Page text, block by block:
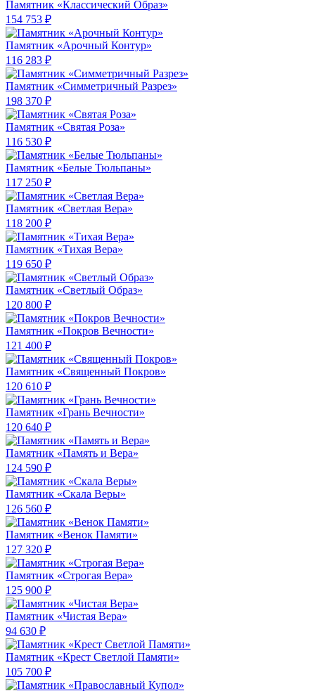
Памятник «Классический Образ»
154 753 ₽
Памятник «Арочный Контур»
116 283 ₽
Памятник «Симметричный Разрез»
198 370 ₽
Памятник «Святая Роза»
116 530 ₽
Памятник «Белые Тюльпаны»
117 250 ₽
Памятник «Светлая Вера»
118 200 ₽
Памятник «Тихая Вера»
119 650 ₽
Памятник «Светлый Образ»
120 800 ₽
Памятник «Покров Вечности»
121 400 ₽
Памятник «Священный Покров»
120 610 ₽
Памятник «Грань Вечности»
120 640 ₽
Памятник «Память и Вера»
124 590 ₽
Памятник «Скала Веры»
126 560 ₽
Памятник «Венок Памяти»
127 320 ₽
Памятник «Строгая Вера»
125 900 ₽
Памятник «Чистая Вера»
94 630 ₽
Памятник «Крест Светлой Памяти»
105 700 ₽